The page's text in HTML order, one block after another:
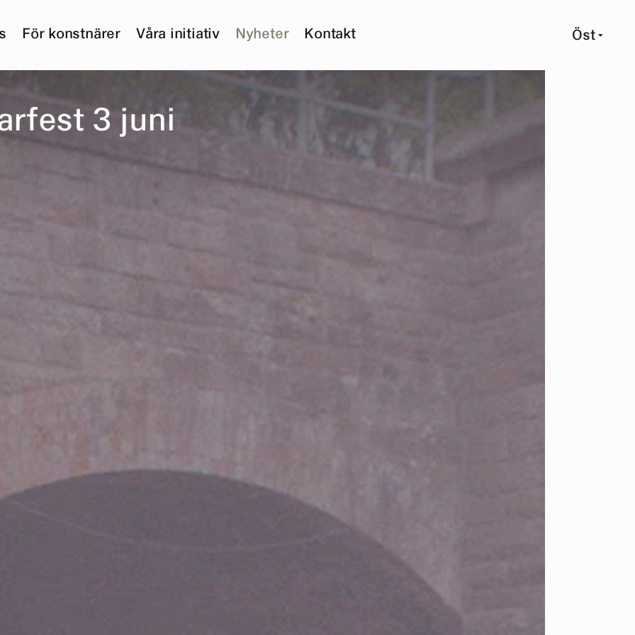
För konstnärer Våra initiativ Nyheter Kontakt Öst
rfest 3 juni